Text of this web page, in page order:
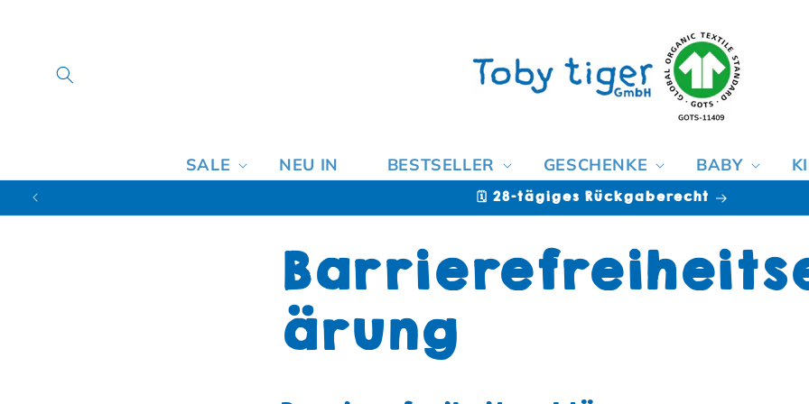
SALE NEU IN BESTSELLER GESCHENKE BABY
🗓️ 28-tägiges Rückgaberecht
ärung